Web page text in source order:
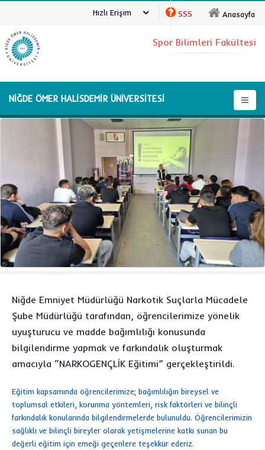
Anasayfa
SSS
Hızlı Erişim
NİĞDE ÖMER HALİSDEMİR ÜNİVERSİTESİ
Spor Bilimleri Fakültesi
Niğde Emniyet Müdürlüğü Narkotik Suçlarla Mücadele
Şube Müdürlüğü tarafından, öğrencilerimize yönelik
uyuşturucu ve madde bağımlılığı konusunda
bilgilendirme yapmak ve farkındalık oluşturmak
amacıyla “NARKOGENÇLİK Eğitimi” gerçekleştirildi.
Eğitim kapsamında öğrencilerimize; bağımlılığın bireysel ve
toplumsal etkileri, korunma yöntemleri, risk faktörleri ve bilinçli
farkındalık konularında bilgilendirmelerde bulunuldu. Öğrencilerimizin
sağlıklı ve bilinçli bireyler olarak yetişmelerine katkı sunan bu
değerli eğitim için emeği geçenlere teşekkür ederiz.